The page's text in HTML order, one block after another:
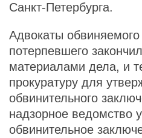
Санкт-Петербурга.
Адвокаты
потерпевшего
материалами дела, и
прокуратуру для
обвинительного
надзорное ведомство
обвинительное